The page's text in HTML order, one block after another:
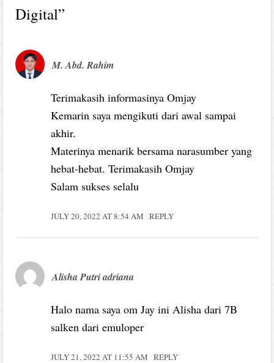
Digital”
M. Abd. Rahim
Terimakasih informasinya Omjay
Kemarin saya mengikuti dari awal sampai
akhir.
Materinya menarik bersama narasumber yang
hebat-hebat. Terimakasih Omjay
Salam sukses selalu
JULY 20, 2022 AT 8:54 AM REPLY
Alisha Putri adriana
Halo nama saya om Jay ini Alisha dari 7B
salken dari emuloper
JULY 21, 2022 AT 11:55 AM REPLY